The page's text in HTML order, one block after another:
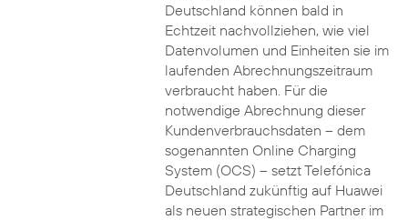
Deutschland können bald in
Echtzeit nachvollziehen, wie viel
Datenvolumen und Einheiten sie im
laufenden Abrechnungszeitraum
verbraucht haben. Für die
notwendige Abrechnung dieser
Kundenverbrauchsdaten – dem
sogenannten Online Charging
System (OCS) – setzt Telefónica
Deutschland zukünftig auf Huawei
als neuen strategischen Partner im